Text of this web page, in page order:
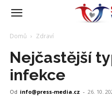
Domů Zdraví
Nejčastější
infekce
Od info@press-media.cz - 26. 10.